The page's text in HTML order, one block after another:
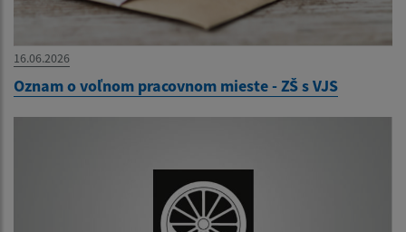
16.06.2026
Oznam o voľnom pracovnom mieste - ZŠ s VJS